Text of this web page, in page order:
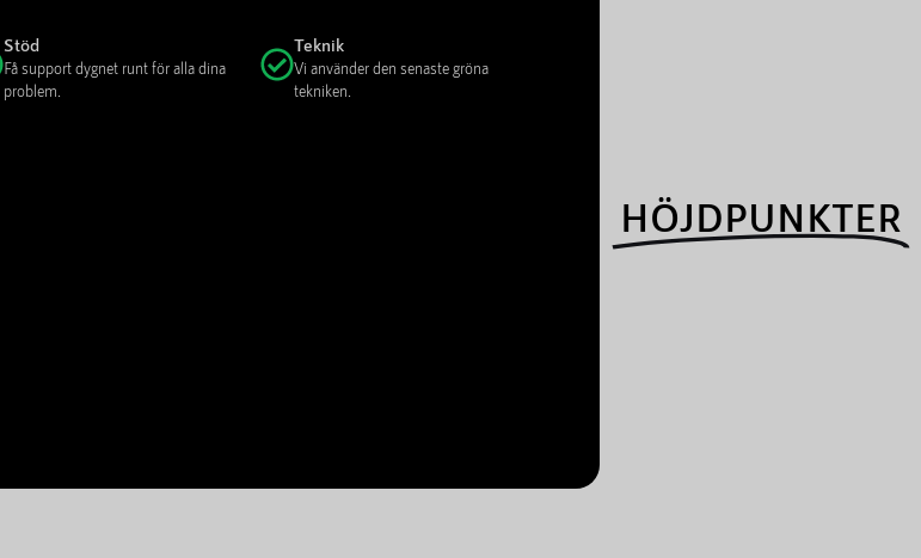
Stöd
Få support dygnet runt för alla dina
problem.
Teknik
Vi använder den senaste gröna
tekniken.
HÖJDPUNKTER